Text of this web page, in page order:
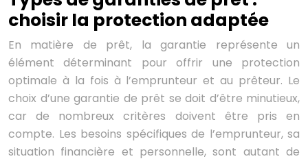
choisir la protection adaptée
En matière de prêt, la garantie représente un
élément déterminant pour offrir une protection
optimale à la fois à l’emprunteur et au prêteur. Le
choix d’une garantie de prêt se doit d’être minutieux,
car de nombreux critères doivent être pris en
compte. Les besoins spécifiques de l’emprunteur, sa
situation financière et personnelle, sont autant de